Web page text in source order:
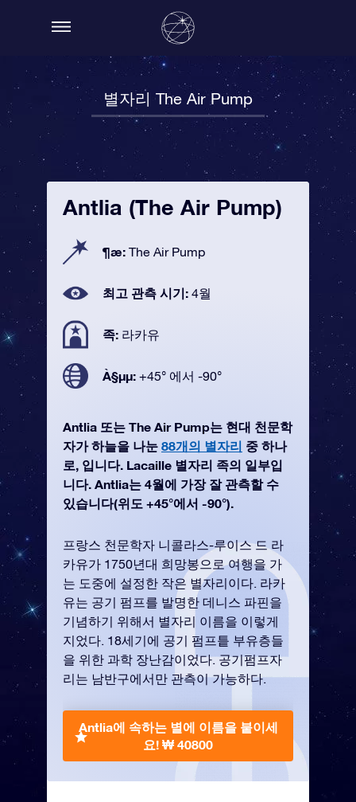
별자리 The Air Pump
Antlia (The Air Pump)
¶æ: The Air Pump
최고 관측 시기: 4월
족: 라카유
À§µµ: +45° 에서 -90°
Antlia 또는 The Air Pump는 현대 천문학
자가 하늘을 나눈 88개의 별자리 중 하나
로, 입니다. Lacaille 별자리 족의 일부입
니다. Antlia는 4월에 가장 잘 관측할 수
있습니다(위도 +45°에서 -90°).
프랑스 천문학자 니콜라스-루이스 드 라
카유가 1750년대 희망봉으로 여행을 가
는 도중에 설정한 작은 별자리이다. 라카
유는 공기 펌프를 발명한 데니스 파핀을
기념하기 위해서 별자리 이름을 이렇게
지었다. 18세기에 공기 펌프틑 부유층들
을 위한 과학 장난감이었다. 공기펌프자
리는 남반구에서만 관측이 가능하다.
Antlia에 속하는 별에 이름을 붙이세
요! ₩ 40800